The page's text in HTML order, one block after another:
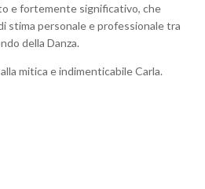
e fortemente significativo, che
stima personale e professionale tra
della Danza.
mitica e indimenticabile Carla.